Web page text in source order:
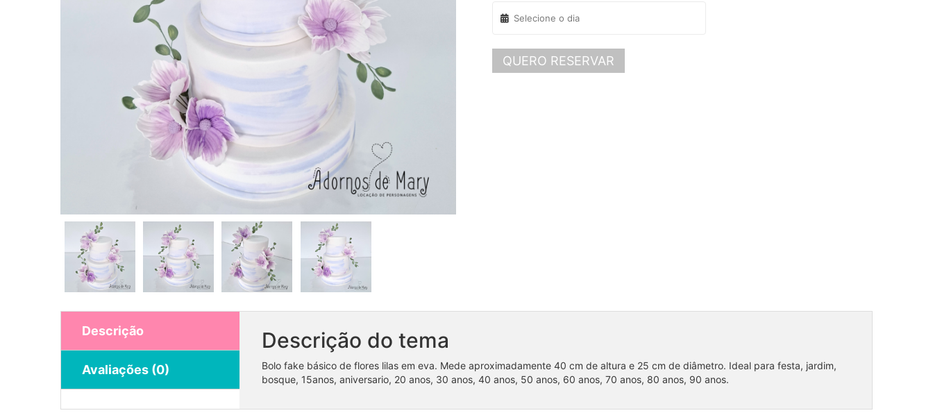
QUERO RESERVAR
Descrição
Avaliações (0)
Descrição do tema
Bolo fake básico de flores lilas em eva. Mede aproximadamente 40 cm de altura e 25 cm de diâmetro. Ideal para festa, jardim,
bosque, 15anos, aniversario, 20 anos, 30 anos, 40 anos, 50 anos, 60 anos, 70 anos, 80 anos, 90 anos.